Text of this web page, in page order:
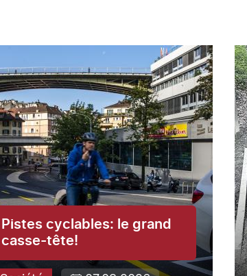
Pistes cyclables: le grand
casse-tête!